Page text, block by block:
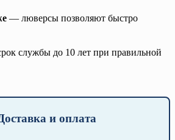
— люверсы позволяют быстро
службы до 10 лет при правильной
и оплата